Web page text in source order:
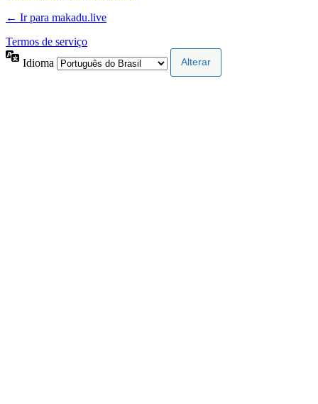
← Ir para makadu.live
Termos de serviço
Idioma